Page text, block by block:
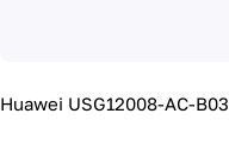
Huawei USG12008-AC-B03